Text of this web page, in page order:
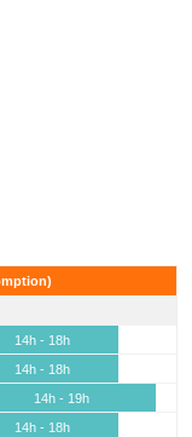
14h - 18h
14h - 18h
14h - 19h
14h - 18h